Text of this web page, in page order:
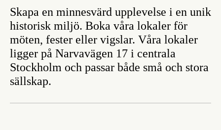
Skapa en minnesvärd upplevelse i en unik
historisk miljö. Boka våra lokaler för
möten, fester eller vigslar. Våra lokaler
ligger på Narvavägen 17 i centrala
Stockholm och passar både små och stora
sällskap.